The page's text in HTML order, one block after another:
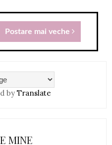
Postare mai veche
by Translate
MINE